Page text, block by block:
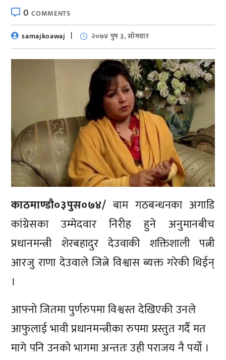
0COMMENTS
samajkoawaj
२०७४ पुष ३, सोमवार
काठमाण्डाै०३पुस०७४/ बाम गठबन्धनका अगाडि
कांग्रेसका उम्मेदवार निरीह हुने अनुमानबीच
प्रधानमन्त्री शेरबहादुर देउवाकी शक्तिशाली पत्नी
आरजु राणा देउवाले जित्ने विश्वास ब्यक्त गरेकी थिईन्
।
आफ्नो जितमा पुर्णरुपमा विश्वस्त देखिएकी उनले
आफुलाई भावी प्रधानमन्त्रीका रुपमा प्रस्तुत गर्दै मत
मागे पनि उनको भागमा अन्ततः उही पराजय नै पर्यो ।